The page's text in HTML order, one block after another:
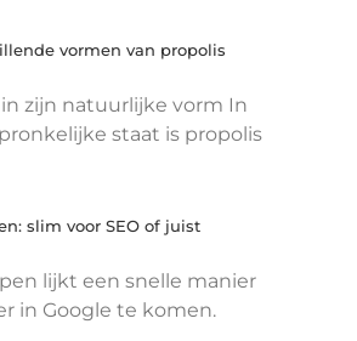
vormen van propolis
zijn natuurlijke vorm In
staat is propolis
slim voor SEO of juist
lijkt een snelle manier
in Google te komen.